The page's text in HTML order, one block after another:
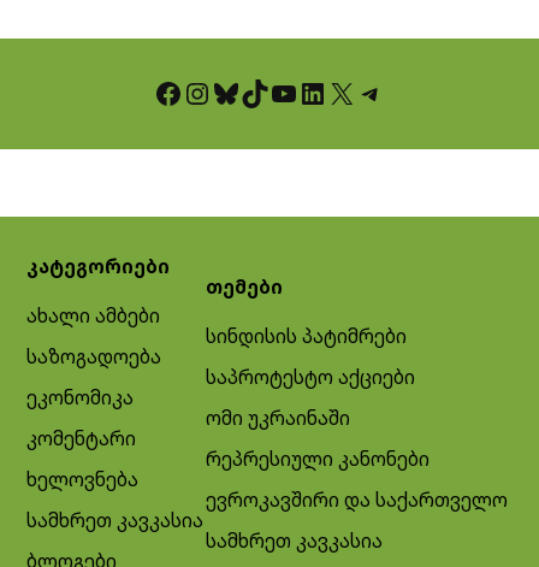
Facebook InstagramBluesky TikTok YouTube LinkedIn X Telegram
კატეგორიები
ახალი ამბები
საზოგადოება
ეკონომიკა
კომენტარი
ხელოვნება
სამხრეთ კავკასია
ბლოგები
თემები
სინდისის პატიმრები
საპროტესტო აქციები
ომი უკრაინაში
რეპრესიული კანონები
ევროკავშირი და საქართველო
სამხრეთ კავკასია